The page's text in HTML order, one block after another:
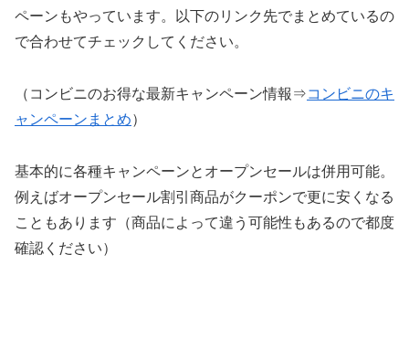
ペーンもやっています。以下のリンク先でまとめているの
で合わせてチェックしてください。
（コンビニのお得な最新キャンペーン情報⇒コンビニのキ
ャンペーンまとめ）
基本的に各種キャンペーンとオープンセールは併用可能。
例えばオープンセール割引商品がクーポンで更に安くなる
こともあります（商品によって違う可能性もあるので都度
確認ください）